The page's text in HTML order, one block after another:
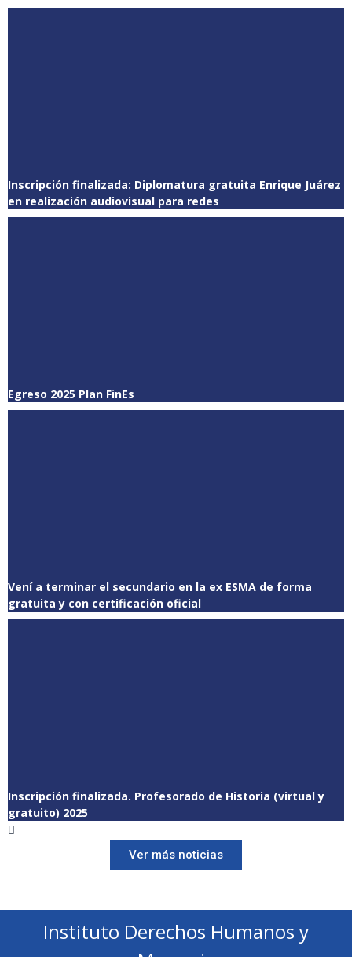
Inscripción finalizada: Diplomatura gratuita Enrique Juárez
en realización audiovisual para redes
Egreso 2025 Plan FinEs
Vení a terminar el secundario en la ex ESMA de forma
gratuita y con certificación oficial
Inscripción finalizada. Profesorado de Historia (virtual y
gratuito) 2025
Ver más noticias
Instituto Derechos Humanos y